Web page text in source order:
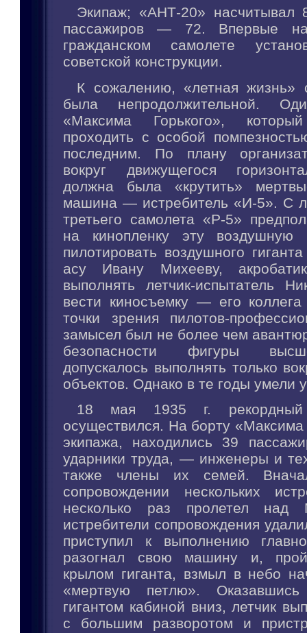
Экипаж; «АНТ-20» насчитывал
пассажиров — 72. Впервые на
гражданском самолете
советской конструкции.
К сожалению, «летная жизнь»
была непродолжительной.
«Максима Горького»,
проходить с особой
последним. По плану
вокруг движущегося
должна была «крутить»
машина — истребитель «И-5». С
третьего самолета «Р-5»
на кинопленку эту воздушную
пилотировать воздушного
асу Ивану Михееву,
выполнять летчик-испытатель
вести киносъемку — его
точки зрения пилотов-
замысел был не более чем
безопасности фигуры
допускалось выполнять только
объектов. Однако в те годы умели
18 мая 1935 г. рекордный
осуществился. На борту «Максима
экипажа, находились 39
ударники труда, — инженеры и
также члены их семей.
сопровождении нескольких
несколько раз пролетел над
истребители сопровождения
приступил к выполнению
разогнал свою машину и,
крылом гиганта, взмыл в небо
«мертвую петлю».
гигантом кабиной вниз, летчик
с большим разворотом и